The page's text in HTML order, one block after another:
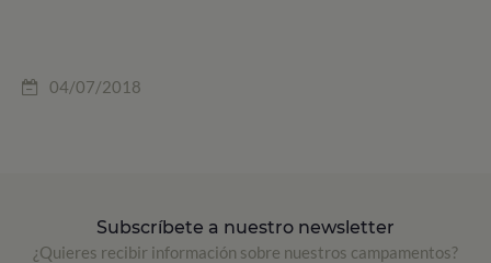
04/07/2018
Subscríbete a nuestro newsletter
¿Quieres recibir información sobre nuestros campamentos?